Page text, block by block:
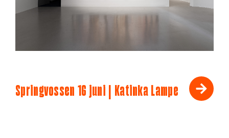
Springvossen 16 juni | Katinka Lampe